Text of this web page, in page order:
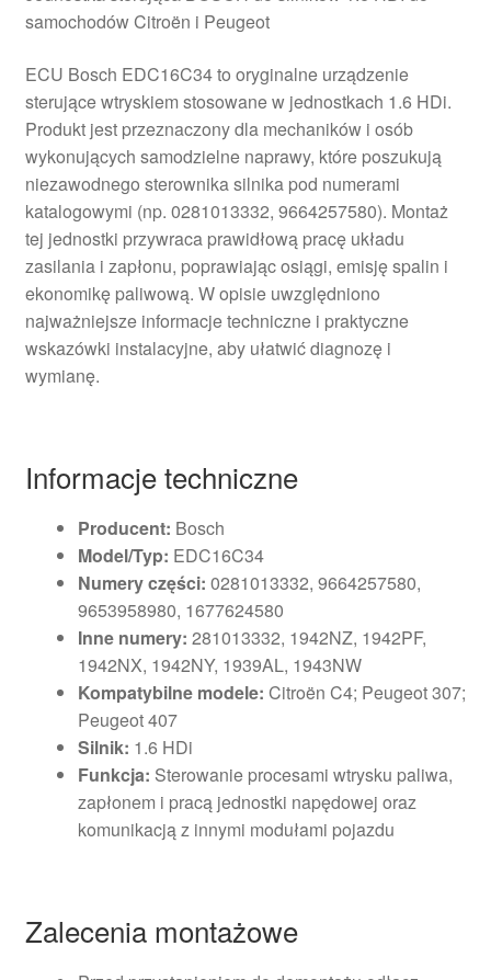
samochodów Citroën i Peugeot
ECU Bosch EDC16C34 to oryginalne urządzenie
sterujące wtryskiem stosowane w jednostkach 1.6 HDi.
Produkt jest przeznaczony dla mechaników i osób
wykonujących samodzielne naprawy, które poszukują
niezawodnego sterownika silnika pod numerami
katalogowymi (np. 0281013332, 9664257580). Montaż
tej jednostki przywraca prawidłową pracę układu
zasilania i zapłonu, poprawiając osiągi, emisję spalin i
ekonomikę paliwową. W opisie uwzględniono
najważniejsze informacje techniczne i praktyczne
wskazówki instalacyjne, aby ułatwić diagnozę i
wymianę.
Informacje techniczne
Producent: Bosch
Model/Typ: EDC16C34
Numery części: 0281013332, 9664257580,
9653958980, 1677624580
Inne numery: 281013332, 1942NZ, 1942PF,
1942NX, 1942NY, 1939AL, 1943NW
Kompatybilne modele: Citroën C4; Peugeot 307;
Peugeot 407
Silnik: 1.6 HDi
Funkcja: Sterowanie procesami wtrysku paliwa,
zapłonem i pracą jednostki napędowej oraz
komunikacją z innymi modułami pojazdu
Zalecenia montażowe